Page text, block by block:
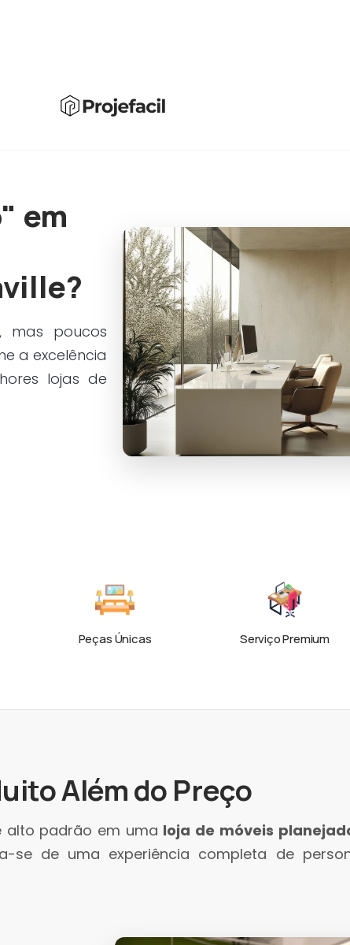
em
mas poucos
a excelência
lojas de
Peças Únicas Serviço Premium
Além do Preço
alto padrão em uma loja de móveis
se de uma experiência completa de